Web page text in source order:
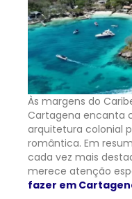
Às margens do
Cartagena encanta
arquitetura colonial
romântica. Em
cada vez mais
merece atenção
fazer em